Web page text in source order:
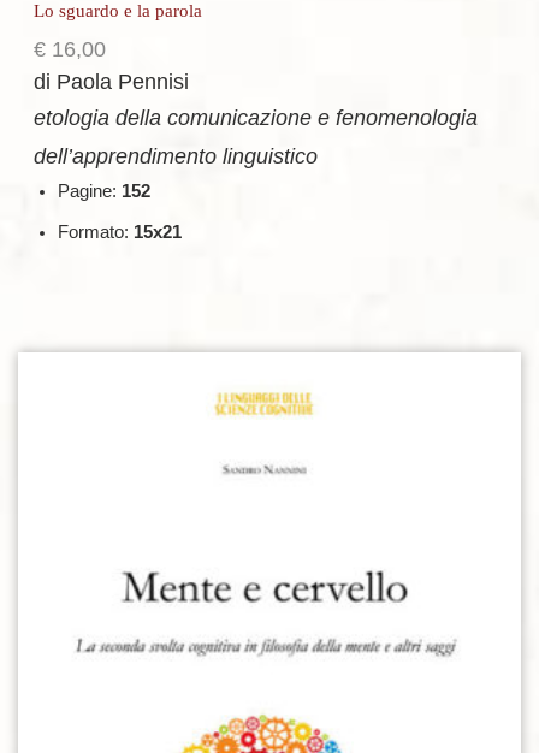
Lo sguardo e la parola
€ 16,00
di Paola Pennisi
etologia della comunicazione e fenomenologia
dell’apprendimento linguistico
Pagine: 152
Formato: 15x21